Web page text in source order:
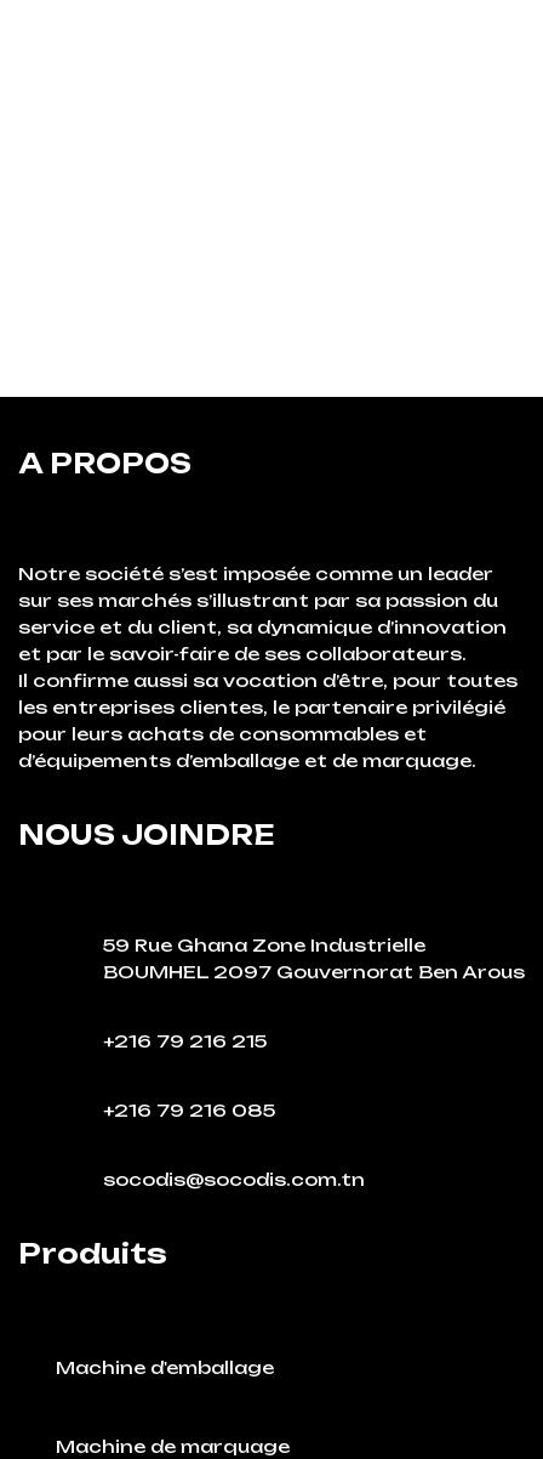
A PROPOS
Notre société s’est imposée comme un leader
sur ses marchés s’illustrant par sa passion du
service et du client, sa dynamique d’innovation
et par le savoir-faire de ses collaborateurs.
Il confirme aussi sa vocation d’être, pour toutes
les entreprises clientes, le partenaire privilégié
pour leurs achats de consommables et
d’équipements d’emballage et de marquage.
NOUS JOINDRE
59 Rue Ghana Zone Industrielle
BOUMHEL 2097 Gouvernorat Ben Arous
+216 79 216 215
+216 79 216 085
socodis@socodis.com.tn
Produits
Machine d'emballage
Machine de marquage